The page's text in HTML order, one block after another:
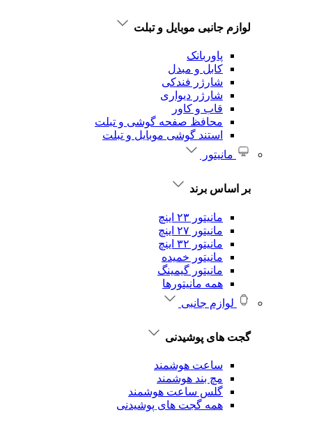
لوازم جانبی موبایل و تبلت
پاوربانک
کابل و مبدل
شارژر فندکی
شارژر دیواری
قاب و کاور
محافظ صفحه گوشی و تبلت
استند گوشی موبایل و تبلت
مانیتور
بر اساس برند
مانیتور ۲۳ اینچ
مانیتور ۲۷ اینچ
مانیتور ۳۲ اینچ
مانیتور خمیده
مانیتور گیمینگ
همه مانیتورها
لوازم جانبی
گجت های پوشیدنی
ساعت هوشمند
مچ بند هوشمند
گلس ساعت هوشمند
همه گجت های پوشیدنی